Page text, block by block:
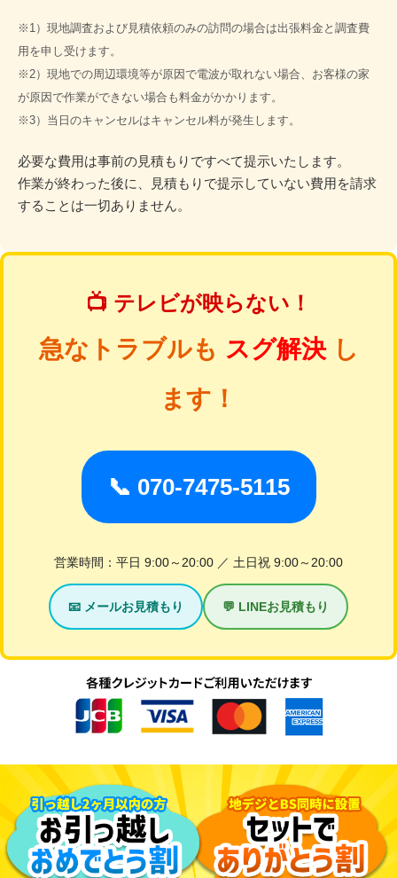
※1）現地調査および見積依頼のみの訪問の場合は出張料金と調査費
用を申し受けます。
※2）現地での周辺環境等が原因で電波が取れない場合、お客様の家
が原因で作業ができない場合も料金がかかります。
※3）当日のキャンセルはキャンセル料が発生します。
必要な費用は事前の見積もりですべて提示いたします。
作業が終わった後に、見積もりで提示していない費用を請求
することは一切ありません。
📺 テレビが映らない！
急なトラブルも スグ解決し
ます！
📞 070-7475-5115
営業時間：平日 9:00～20:00 ／ 土日祝 9:00～20:00
📧 メールお見積もり 💬 LINEお見積もり